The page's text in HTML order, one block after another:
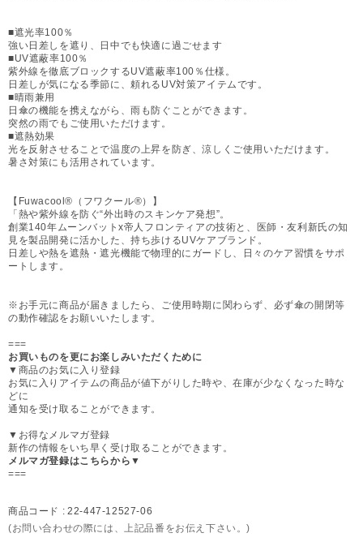
■遮光率100％
強い日差しを遮り、日中でも快適に過ごせます
■UV遮蔽率100％
紫外線を徹底ブロックするUV遮蔽率100％仕様。
日差しが気になる季節に、頼れるUV対策アイテムです。
■晴雨兼用
日傘の機能を携えながら、雨も防ぐことができます。
突然の雨でもご使用いただけます。
■遮熱効果
光を反射させることで温度の上昇を防ぎ、涼しくご使用いただけます。
暑さ対策にも活用されています。
【Fuwacool®（フワクール®）】
「熱や紫外線を防ぐ“外出時のスキンケア発想”。
創業140年ムーンバットx帝人フロンティアの技術と、医師・友利新氏の知
見を製品開発に活かした、持ち歩けるUVケアブランド。
日差しや熱を遮熱・遮光機能で物理的にガードし、日々のケア習慣をサポ
ートします。
※お手元に商品が届きましたら、ご使用時期に関わらず、必ず傘の開閉等
の動作確認をお願いいたします。
===
お買いものを更にお楽しみいただくために
▼商品のお気に入り登録
お気に入りアイテムの商品が値下がりした時や、在庫が少なくなった時な
どに
通知を受け取ることができます。
▼お得なメルマガ登録
新作の情報をいち早く受け取ることができます。
メルマガ登録はこちらから▼
===
商品コード : 22-447-12527-06
(お問い合わせの際には、上記品番をお伝え下さい。)